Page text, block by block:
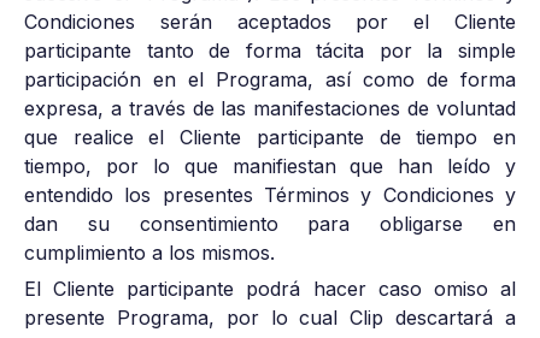
Condiciones serán aceptados por el Cliente
participante tanto de forma tácita por la simple
participación en el Programa, así como de forma
expresa, a través de las manifestaciones de voluntad
que realice el Cliente participante de tiempo en
tiempo, por lo que manifiestan que han leído y
entendido los presentes Términos y Condiciones y
dan su consentimiento para obligarse en
cumplimiento a los mismos.
El Cliente participante podrá hacer caso omiso al
presente Programa, por lo cual Clip descartará a